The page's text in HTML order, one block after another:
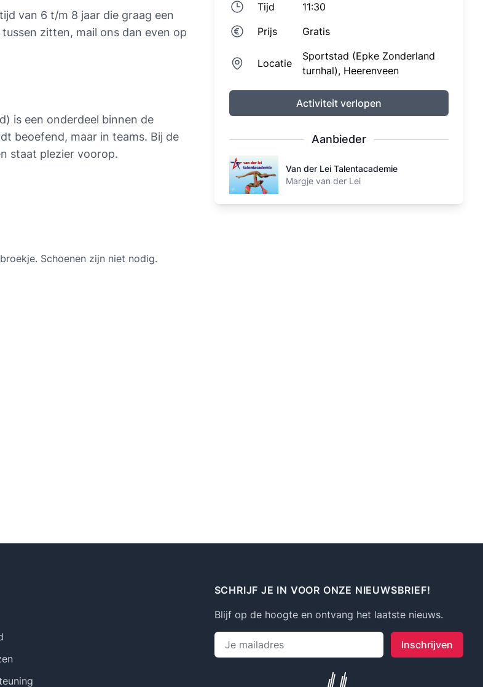
van 6 t/m 8 jaar die graag een
is een onderdeel binnen de
beoefend, maar in teams. Bij de
staat plezier voorop.
Schoenen zijn niet nodig.
Tijd
11:30
Prijs
Gratis
Locatie
Sportstad (Epke Zonderland
turnhal), Heerenveen
Activiteit verlopen
Aanbieder
Van der Lei Talentacademie
Van der Lei Talentacademie
Margje van der Lei
SCHRIJF JE IN VOOR ONZE NIEUWSBRIEF!
Blijf op de hoogte en ontvang het laatste nieuws.
Emailadres
Inschrijven